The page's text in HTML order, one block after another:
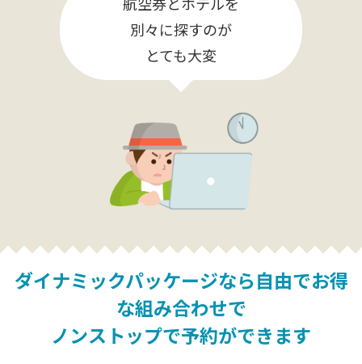
別々に探すのが
とても大変
ダイナミックパッケージなら自由でお得
な組み合わせで
ノンストップで予約ができます